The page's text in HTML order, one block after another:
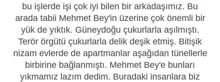
bu işlerde işi çok iyi bilen bir arkadaşımız. Bu
arada tabii Mehmet Bey'in üzerine çok önemli bir
yük de yıktık. Güneydoğu çukurlarla aşılmıştı.
Terör örgütü çukurlarla delik deşik etmiş. Bitişik
nizam evlerde de apartmanlar aşağıdan tünellerle
birbirine bağlanmıştı. Mehmet Bey'e bunları
yıkmamız lazım dedim. Buradaki insanlara biz